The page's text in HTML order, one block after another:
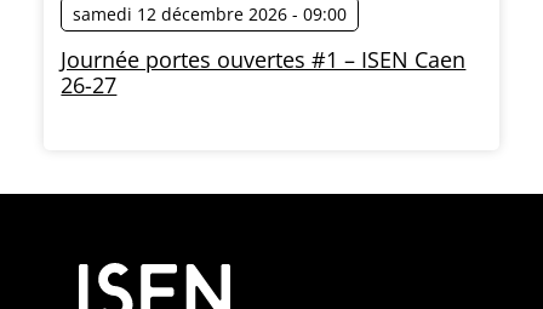
samedi 12 décembre 2026 - 09:00
Journée portes ouvertes #1 – ISEN Caen
26-27